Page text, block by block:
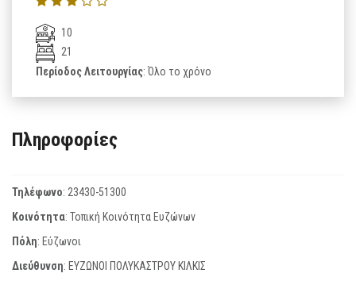
10
21
Περίοδος Λειτουργίας: Όλο το χρόνο
Πληροφορίες
Τηλέφωνο: 23430-51300
Κοινότητα: Τοπική Κοινότητα Ευζώνων
Πόλη: Εύζωνοι
Διεύθυνση: ΕΥΖΩΝΟΙ ΠΟΛΥΚΑΣΤΡΟΥ ΚΙΛΚΙΣ